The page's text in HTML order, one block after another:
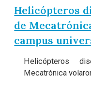
Helicópteros
de
campus
Helicópteros
Mecatrónica